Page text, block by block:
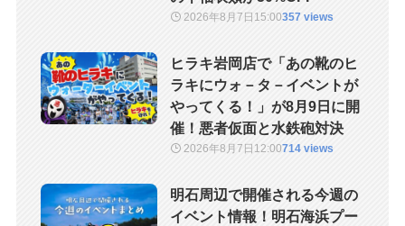
2026年8月7日 15:00357 views
ヒラキ岩岡店で「あの靴のヒ
ラキにウォ－タ－イベントが
やってくる！」が8月9日に開
催！悪者仮面と水鉄砲対決
2026年8月7日 12:00714 views
明石周辺で開催される今週の
イベント情報！明石海浜プー